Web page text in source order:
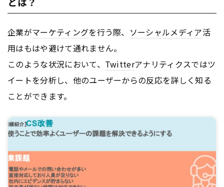
企業がマーケティングを行う際、 ソーシャルメディア活
用はもはや避けて通れません。
このような状況において、 Twitterアナリティクスではツ
イートを分析し、他のユーザーからの反応を詳しく知る
ことができます。